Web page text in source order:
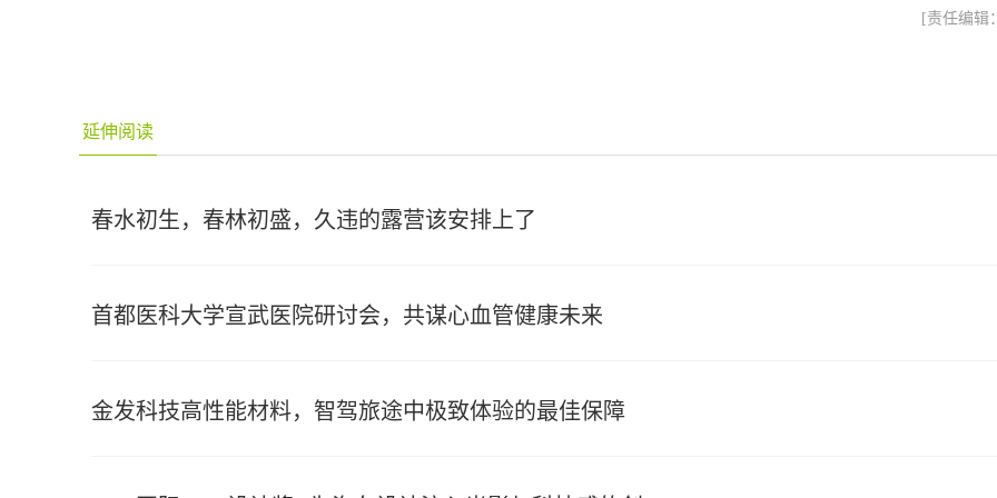
[责任编辑
延伸阅读
春水初生，春林初盛，久违的露营该安排上了
首都医科大学宣武医院研讨会，共谋心血管健康未来
金发科技高性能材料，智驾旅途中极致体验的最佳保障